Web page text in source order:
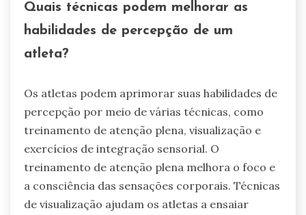
Quais técnicas podem melhorar as
habilidades de percepção de um
atleta?
Os atletas podem aprimorar suas habilidades de
percepção por meio de várias técnicas, como
treinamento de atenção plena, visualização e
exercícios de integração sensorial. O
treinamento de atenção plena melhora o foco e
a consciência das sensações corporais. Técnicas
de visualização ajudam os atletas a ensaiar